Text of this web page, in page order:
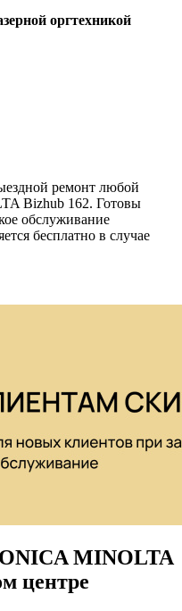
оргтехникой
ремонт любой
Bizhub 162. Готовы
обслуживание
бесплатно в случае
MINOLTA
центре